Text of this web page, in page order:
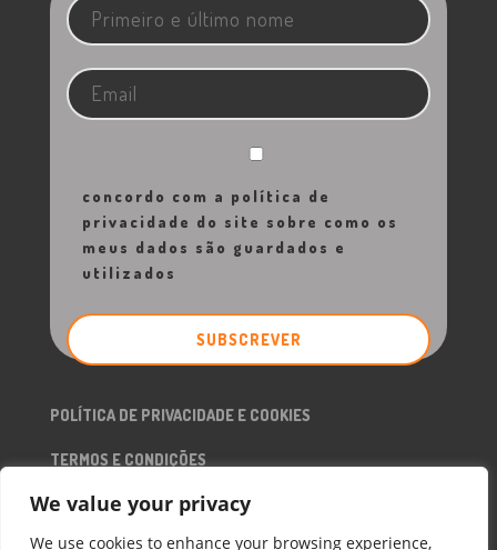
We value your privacy
We use cookies to enhance your browsing experience,
concordo com a política de
privacidade do site sobre como os
meus dados são guardados e
utilizados
POLÍTICA DE PRIVACIDADE E COOKIES
TERMOS E CONDIÇÕES
RGPD